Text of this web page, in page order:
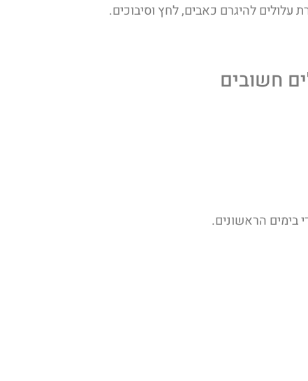
עלולים להיגרם כאבים, לחץ וסיבוכים.
חשובים
בימים הראשונים.